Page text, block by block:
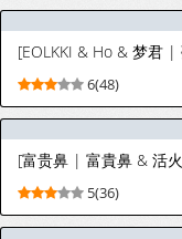
6(48)
5(36)